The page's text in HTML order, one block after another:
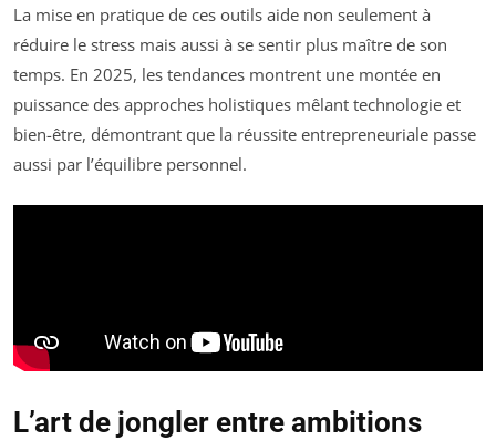
La mise en pratique de ces outils aide non seulement à
réduire le stress mais aussi à se sentir plus maître de son
temps. En 2025, les tendances montrent une montée en
puissance des approches holistiques mêlant technologie et
bien-être, démontrant que la réussite entrepreneuriale passe
aussi par l’équilibre personnel.
L’art de jongler entre ambitions